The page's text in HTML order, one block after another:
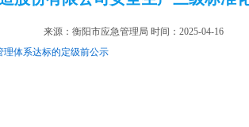
来源：衡阳市应急管理局 时间：2025-04-16
理体系达标的定级前公示